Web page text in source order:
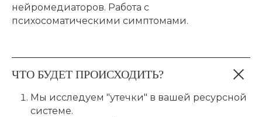
нейромедиаторов. Работа с
психосоматическими симптомами.
ЧТО БУДЕТ ПРОИСХОДИТЬ?
Мы исследуем "утечки" в вашей ресурсной
системе.